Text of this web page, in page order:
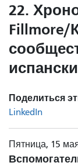
22.
Fillmore/
Поделиться
LinkedIn
Пятница, 15